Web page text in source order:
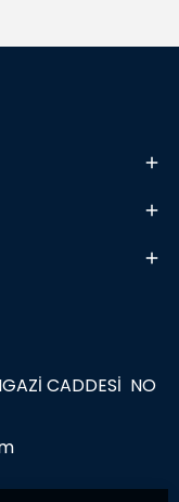
CADDESİ NO